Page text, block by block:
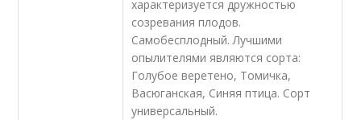
характеризуется дружностью
созревания плодов.
Самобесплодный. Лучшими
опылителями являются сорта:
Голубое веретено, Томичка,
Васюганская, Синяя птица. Сорт
универсальный.